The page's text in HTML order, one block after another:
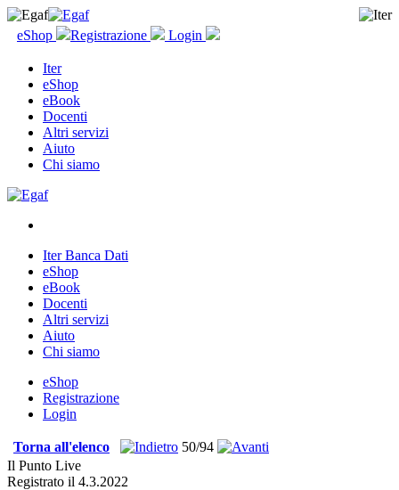
eShop Registrazione Login
Iter
eShop
eBook
Docenti
Altri servizi
Aiuto
Chi siamo
Iter Banca Dati
eShop
eBook
Docenti
Altri servizi
Aiuto
Chi siamo
eShop
Registrazione
Login
Torna all'elenco
50/94
Il Punto Live
Registrato il 4.3.2022